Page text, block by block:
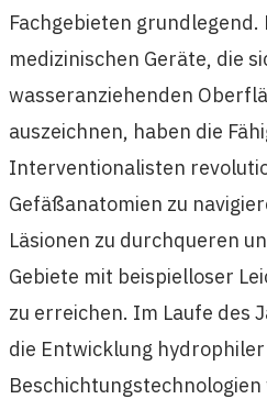
Fachgebieten grundlegend.
medizinischen Geräte, die
wasseranziehenden
auszeichnen, haben die
Interventionalisten
Gefäßanatomien zu
Läsionen zu durchqueren
Gebiete mit beispielloser
zu erreichen. Im Laufe des
die Entwicklung hydrophiler